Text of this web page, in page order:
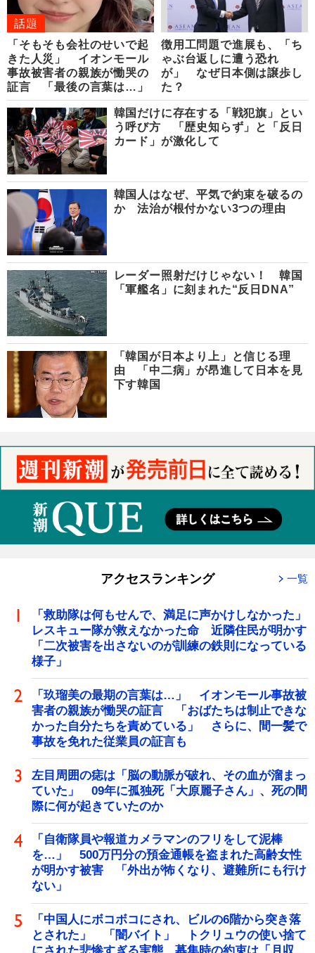
話題
「そもそも会社のせいで起
きた人災」 イオンモール
事故被害者の親族が慟哭の
証言 「最後の言葉は…」
徴用工問題で進展も、「ち
ゃぶ台返しに遭う恐れ
が」 なぜ日本側は譲歩し
た？
韓国だけに存在する「戦犯旗」とい
う呼び方 「歴史知らず」と「反日
カード」が激化して
韓国人はなぜ、平気で約束を破るの
か 法治が根付かない3つの理由
レーダー照射だけじゃない！ 韓国
「軍艦名」に刻まれた“反日DNA”
「韓国が日本より上」と信じる理
由 「中二病」が昂進して日本を見
下す韓国
アクセスランキング 一覧
「救助隊は何もせんで、満足に声かけしなかった」
レスキュー隊が救えなかった命 近隣住民が明かす
「二次被害を出さないのが訓練の鉄則になっている
様子」
「玖瑠美の最期の言葉は…」 イオンモール事故被
害者の親族が慟哭の証言 「おばたちは制止できな
かった自分たちを責めている」 さらに、間一髪で
事故を免れた従業員の証言も
左目周囲の痣は「脳の動脈が破れ、その血が溜まっ
ていた」 09年に孤独死「大原麗子さん」、死の間
際に何が起きていたのか
「自衛隊員や報道カメラマンのフリをして泥棒
を…」 500万円分の預金通帳を盗まれた高齢女性
が明かす被害 「外出が怖くなり、避難所にも行け
ない」
「中国人にボコボコにされ、ビルの6階から突き落
とされた」 「闇バイト」 トクリュウの使い捨て